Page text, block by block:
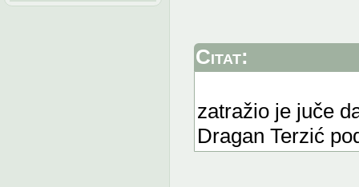
Citat:
zatražio je juče
Dragan Terzić